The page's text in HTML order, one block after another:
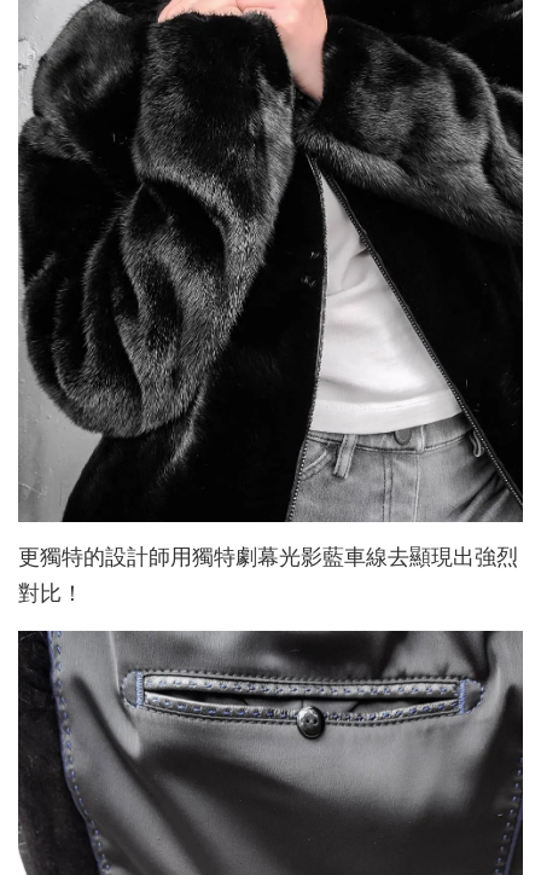
更獨特的設計師用獨特劇幕光影藍車線去顯現出強烈
對比！